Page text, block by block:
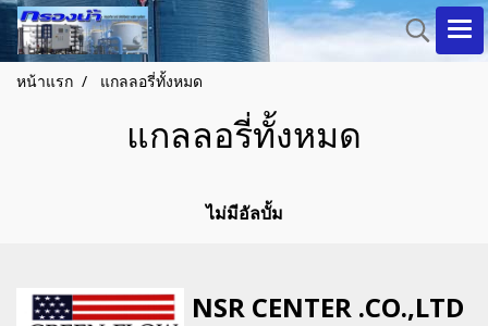
หน้าแรก แกลลอรี่ทั้งหมด
แกลลอรี่ทั้งหมด
ไม่มีอัลบั้ม
NSR CENTER .CO.,LTD